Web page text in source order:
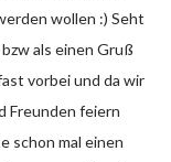
wollen :) Seht
als einen Gruß
vorbei und da wir
Freunden feiern
schon mal einen